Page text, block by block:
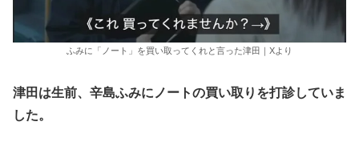
ふみに「ノート」を買い取ってくれと言った津田｜Xより
津田は生前、辛島ふみにノートの買い取りを打診していま
した。